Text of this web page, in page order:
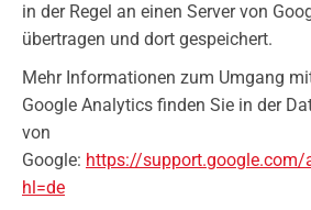
in der Regel an einen Server von
übertragen und dort gespeichert.
Mehr Informationen zum Umgang
Google Analytics finden Sie in der
von
Google: https://
hl=de